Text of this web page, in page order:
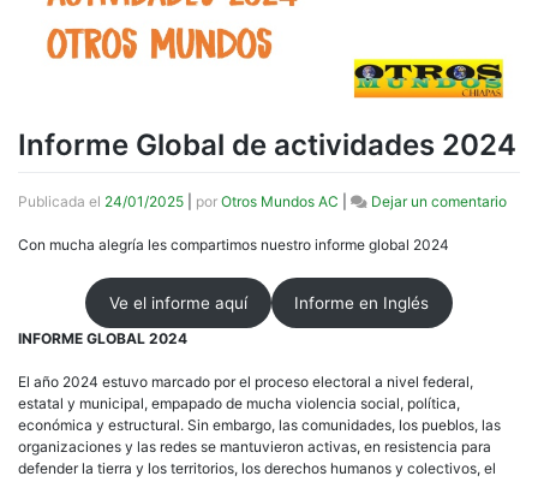
Informe Global de actividades 2024
Publicada el 24/01/2025 por Otros Mundos AC Dejar un comentarioen
Con mucha alegría les compartimos nuestro informe global 2024
Ve el informe aquí Informe en Inglés
INFORME GLOBAL 2024
El año 2024 estuvo marcado por el proceso electoral a nivel federal,
estatal y municipal, empapado de mucha violencia social, política,
económica y estructural. Sin embargo, las comunidades, los pueblos, las
organizaciones y las redes se mantuvieron activas, en resistencia para
defender la tierra y los territorios, los derechos humanos y colectivos, el